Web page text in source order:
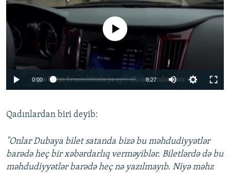
720p 1080p
No media source currently available
0:00 8:27 Auto
720p
1080p
Qadınlardan biri deyib:
"Onlar Dubaya bilet satanda bizə bu məhdudiyyətlər
barədə heç bir xəbərdarlıq verməyiblər. Biletlərdə də bu
məhdudiyyətlər barədə heç nə yazılmayıb. Niyə məhz